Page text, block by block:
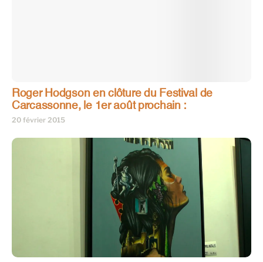
Roger Hodgson en clôture du Festival de
Carcassonne, le 1er août prochain :
20 février 2015